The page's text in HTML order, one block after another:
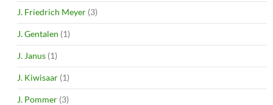
J. Friedrich Meyer (3)
J. Gentalen (1)
J. Janus (1)
J. Kiwisaar (1)
J. Pommer (3)